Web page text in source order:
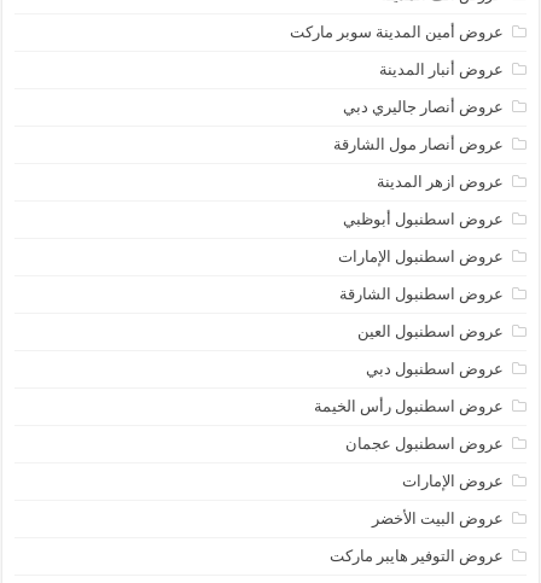
عروض أمين المدينة سوبر ماركت
عروض أنبار المدينة
عروض أنصار جاليري دبي
عروض أنصار مول الشارقة
عروض ازهر المدينة
عروض اسطنبول أبوظبي
عروض اسطنبول الإمارات
عروض اسطنبول الشارقة
عروض اسطنبول العين
عروض اسطنبول دبي
عروض اسطنبول رأس الخيمة
عروض اسطنبول عجمان
عروض الإمارات
عروض البيت الأخضر
عروض التوفير هايبر ماركت